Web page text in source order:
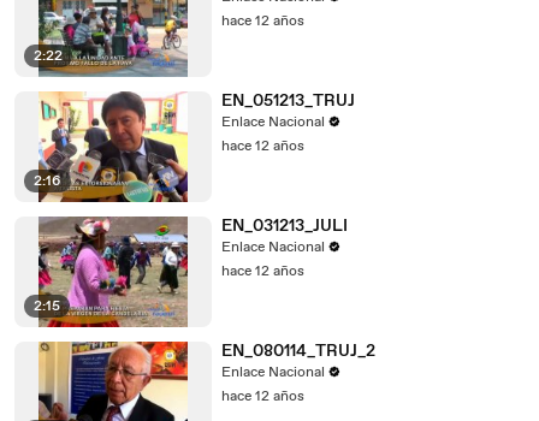
2:22
hace 12 años
2:16
EN_051213_TRUJ
Enlace Nacional
hace 12 años
2:15
EN_031213_JULI
Enlace Nacional
hace 12 años
EN_080114_TRUJ_2
Enlace Nacional
hace 12 años